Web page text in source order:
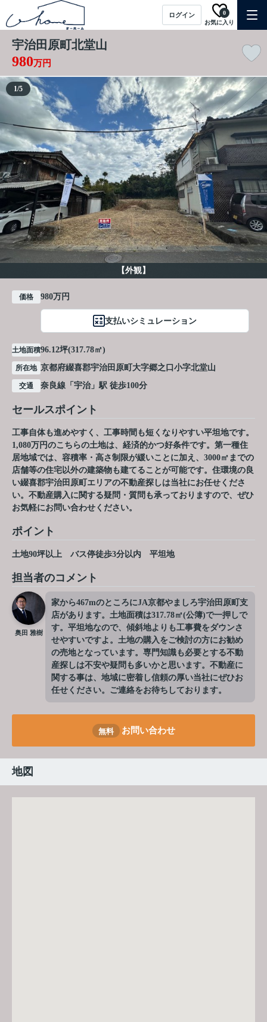
ログイン
お気に入り
0
宇治田原町北堂山
980万円
【外観】
1/5
価格 980万円
支払いシミュレーション
土地面積96.12坪(317.78㎡)
所在地 京都府綴喜郡宇治田原町 大字郷之口 小字北堂山
交通 奈良線 「 宇治」駅 徒歩100分
セールスポイント
工事自体も進めやすく、工事時間も短くなりやすい平坦地です。
1,080万円のこちらの土地は、経済的かつ好条件です。第一種住
居地域では、容積率・高さ制限が緩いことに加え、3000㎡までの
店舗等の住宅以外の建築物も建てることが可能です。住環境の良
い綴喜郡宇治田原町エリアの不動産探しは当社にお任せくださ
い。不動産購入に関する疑問・質問も承っておりますので、ぜひ
お気軽にお問い合わせください。
ポイント
土地90坪以上 バス停徒歩3分以内 平坦地
担当者のコメント
奥田 雅樹
家から467mのところにJA京都やましろ宇治田原町支
店があります。土地面積は317.78㎡(公簿)で一押しで
す。平坦地なので、傾斜地よりも工事費をダウンさ
せやすいですよ。土地の購入をご検討の方にお勧め
の売地となっています。専門知識も必要とする不動
産探しは不安や疑問も多いかと思います。不動産に
関する事は、地域に密着し信頼の厚い当社にぜひお
任せください。ご連絡をお待ちしております。
無料 お問い合わせ
地図